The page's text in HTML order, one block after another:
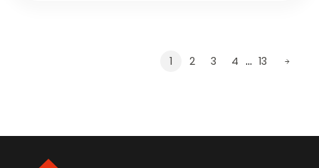
1 2 3 4 … 13